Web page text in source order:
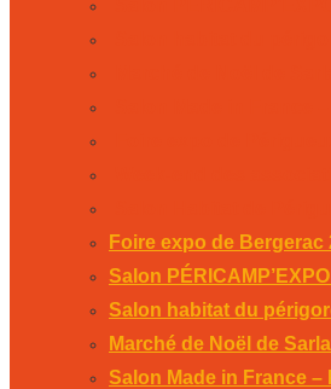
Foire expo de Bergerac
Salon
Salon habitat du
Marché de Noël de
Salon Made in France –